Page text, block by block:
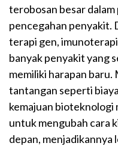
terobosan besar
pencegahan penyakit.
terapi gen,
banyak penyakit yang
memiliki harapan
tantangan seperti
kemajuan bioteknologi
untuk mengubah cara
depan,